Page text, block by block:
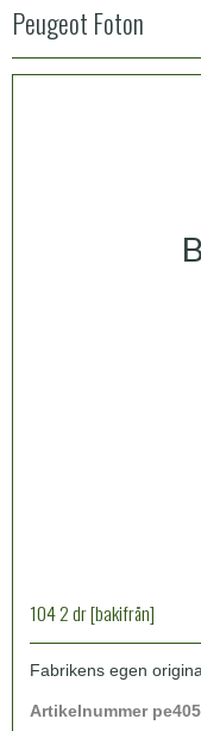
Peugeot Foton
104 2 dr [bakifrån]
Fabrikens egen
Artikelnummer